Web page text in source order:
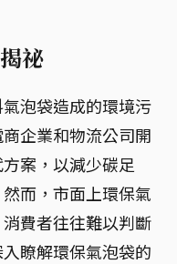
祕
泡袋造成的環境污
企業和物流公司開
案，以減少碳足
而，市面上環保氣
費者往往難以判斷
瞭解環保氣泡袋的